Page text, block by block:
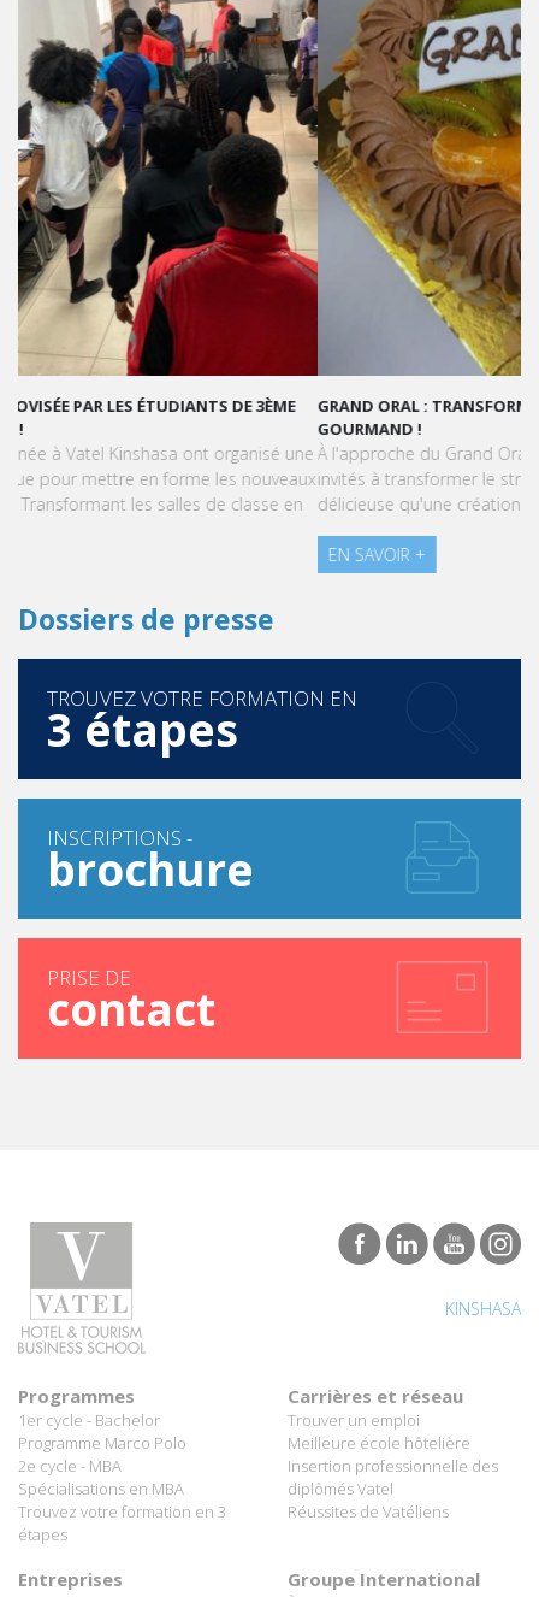
GRAND ORAL : TRANSFORMONS LE STRESS EN SUCCÈS
GOURMAND !
À l'approche du Grand Oral, les étudiants de Vatel Kinshasa sont
invités à transformer le stress en une expérience aussi
délicieuse qu'une création pâtissière.
3 étapes
brochure
contact
1er cycle - Bachelor
Programme Marco Polo
2e cycle - MBA
Spécialisations en MBA
Trouvez votre formation en 3
étapes
Trouver un emploi
Meilleure école hôtelière
Insertion professionnelle des
diplômés Vatel
Réussites de Vatéliens
Partenaires hôteliers
À propos de Vatel